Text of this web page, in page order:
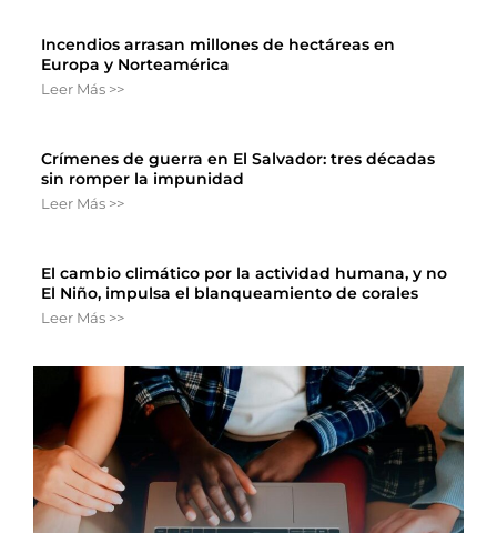
Incendios arrasan millones de hectáreas en
Europa y Norteamérica
Leer Más >>
Crímenes de guerra en El Salvador: tres décadas
sin romper la impunidad
Leer Más >>
El cambio climático por la actividad humana, y no
El Niño, impulsa el blanqueamiento de corales
Leer Más >>